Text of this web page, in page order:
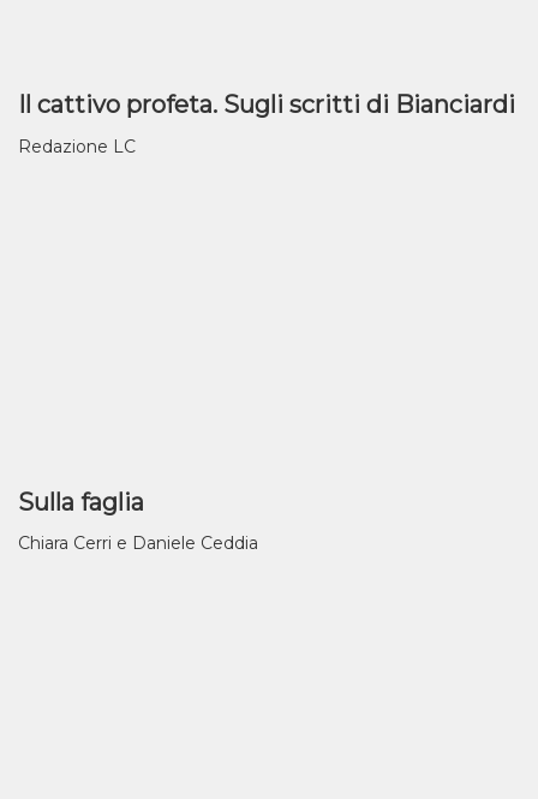
Il cattivo profeta. Sugli scritti di Bianciardi
Redazione LC
Sulla faglia
Chiara Cerri e Daniele Ceddia